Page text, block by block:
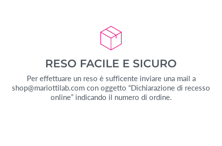
RESO FACILE E SICURO
Per effettuare un reso è sufficente inviare una mail a
shop@mariottilab.com con oggetto “Dichiarazione di recesso
online” indicando il numero di ordine.